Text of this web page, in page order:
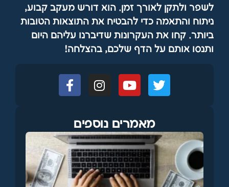
מאמרים נוספים
לשפר ולתקן לאורך זמן. הוא דורש מעקב קבוע,
ניתוח והתאמה כדי להבטיח את התוצאות הטובות
ביותר. קחו את העקרונות שדיברנו עליהם היום
ותנסו אותם על הדף שלכם, בהצלחה!